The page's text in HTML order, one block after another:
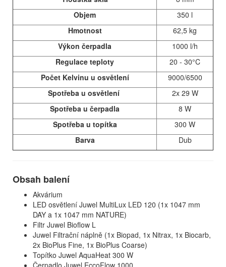
Objem
350 l
Hmotnost
62,5 kg
Výkon čerpadla
1000 l/h
Regulace teploty
20 - 30°C
Počet Kelvinu u osvětlení
9000/6500
Spotřeba u osvětlení
2x 29 W
Spotřeba u čerpadla
8 W
Spotřeba u topítka
300 W
Barva
Dub
Obsah balení
Akvárium
LED osvětlení Juwel MultiLux LED 120 (1x 1047 mm
DAY a 1x 1047 mm NATURE)
Filtr Juwel Bioflow L
Juwel Filtrační náplně (1x Biopad, 1x Nitrax, 1x Biocarb,
2x BioPlus Fine, 1x BioPlus Coarse)
Topítko Juwel AquaHeat 300 W
Čerpadlo Juwel EccoFlow 1000